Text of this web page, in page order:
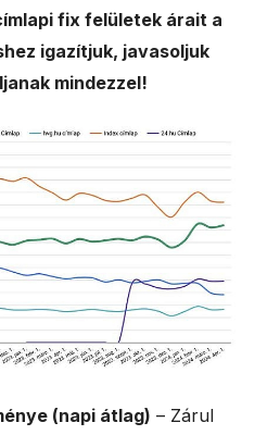
fix felületek árait a
igazítjuk, javasoljuk
mindezzel!
(napi átlag) – Zárul